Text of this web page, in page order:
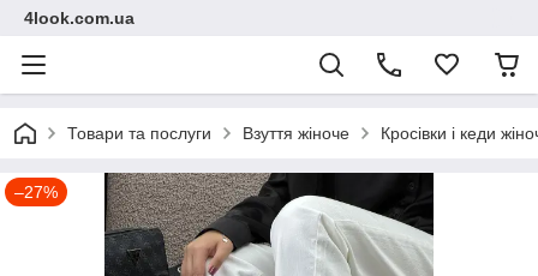
4look.com.ua
Товари та послуги Взуття жіноче Кросівки і кеди
–27%